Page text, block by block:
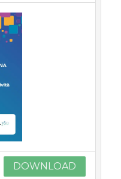
DOWNLOAD